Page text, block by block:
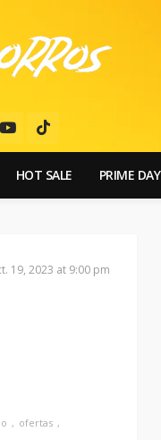
HOT SALE PRIME DAY
19, 2023 at 9:00 pm
ofertas